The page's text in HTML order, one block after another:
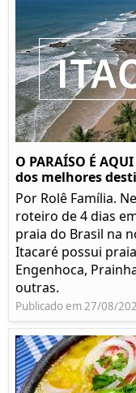
O PARAÍSO É
dos melhores
Por Rolê Família.
roteiro de 4 dias
praia do Brasil na
Itacaré possui
Engenhoca,
outras.
Publicado em 27/08/